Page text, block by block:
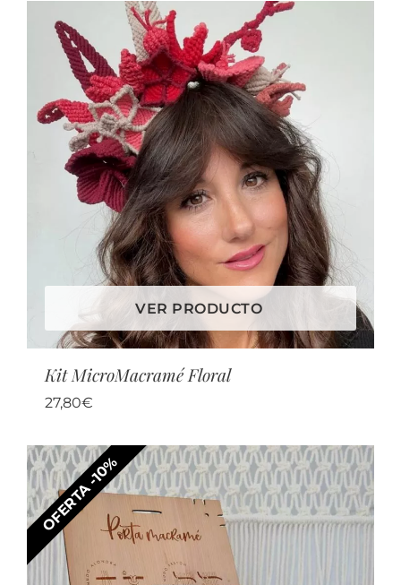
VER PRODUCTO
Kit MicroMacramé Floral
27,80€
OFERTA -10%